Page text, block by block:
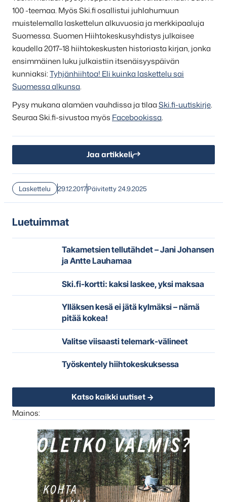
100 -teemaa. Myös Ski.fi osallistui juhlahumuun
muistelemalla laskettelun alkuvuosia ja merkkipaaluja
Suomessa. Suomen Hiihtokeskusyhdistys julkaisee
kaudella 2017–18 hiihtokeskusten historiasta kirjan, jonka
ensimmäinen luku julkaistiin itsenäisyyspäivän
kunniaksi:Tyhjänhiihtoa! Eli kuinka laskettelu sai
Suomessa alkunsa.
Pysy mukana alamäen vauhdissa ja tilaaSki.fi-uutiskirje.
Seuraa Ski.fi-sivustoa myös Facebookissa.
Jaa artikkeli
Laskettelu 29.12.2017Päivitetty 24.9.2025
Luetuimmat
Takametsien tellutähdet – Jani Johansen
ja Antte Lauhamaa
Ski.fi-kortti: kaksi laskee, yksi maksaa
Ylläksen kesä ei jätä kylmäksi – nämä
pitää kokea!
Valitse viisaasti telemark-välineet
Työskentely hiihtokeskuksessa
Katso kaikki uutiset
Mainos: